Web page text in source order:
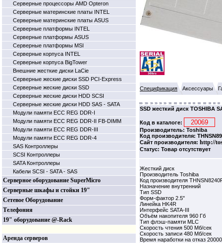
Серверные процессоры AMD Opteron
Серверные материнские платы INTEL
Серверные материнские платы ASUS
Серверные платформы INTEL
Серверные платформы ASUS
Серверные платформы MSI
Серверные корпуса INTEL
Серверные корпуса BigTower
Внешние жесткие диски LaCie
Серверные жеские диски SSD PCI-Express
Серверные жеские диски SSD
Серверные жеские диски HDD SCSI
Серверные жеские диски HDD SAS - SATA
Модули памяти ECC REG DDR-I
Модули памяти ECC REG DDR-II FB-DIMM
Модули памяти ECC REG DDR-III
Модули памяти ECC REG DDR-4
SAS Контроллеры
SCSI Контроллеры
SATA Контроллеры
Кабели SCSI - SATA - SAS
Серверное оборудование SuperMicro
Серверные шкафы и стойки 19"
Сетевое Оборудование
Телефония
19" оборудование @-Rack
Аренда серверов
Спецификация Аксессуары
SSD жесткий диск TOSHIBA
Код в каталоге:
Производитель: Toshiba
Код производителя:
Сайт производителя: http://
Статус: Товар отсутствует
Жесткий диск
Производитель Toshiba
Код производителя
Назначение внутренний
Тип SSD
Форм-фактор 2.5"
Линейка HK4R
Интерфейс SATA-III
Объём накопителя 960 Гб
Тип флэш-памяти MLC
Скорость чтения 500 Мб/сек
Скорость записи 480 Мб/сек
Время наработки на отказ